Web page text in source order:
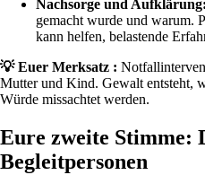
Nachsorge und Aufklärung:
gemacht wurde und warum.
kann helfen, belastende
💡 Euer Merksatz :
Mutter und Kind. Gewalt entsteht,
Würde missachtet werden.
Eure zweite Stimme:
Begleitpersonen